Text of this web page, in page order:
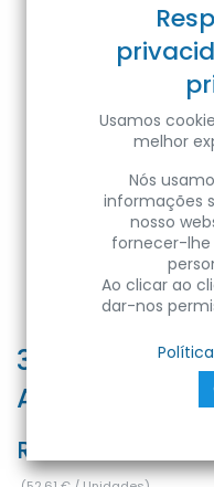
3M™ VHB™
Acrílica GPH-
Ref:
Usamos
melhor
Nós
informações
nosso
fornecer-lhe
Ao clicar ao
dar-nos